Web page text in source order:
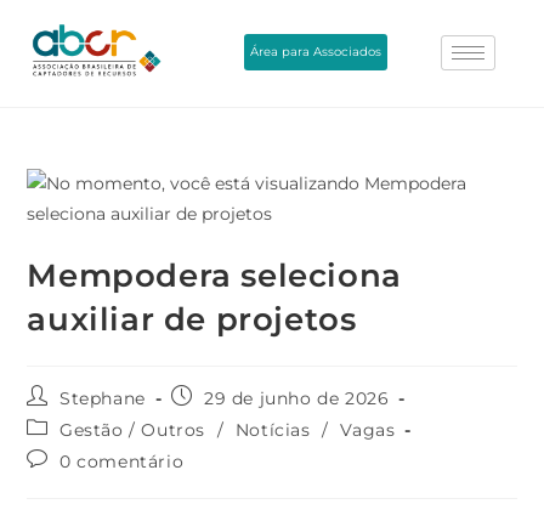
Área para Associados
Mempodera seleciona
auxiliar de projetos
Stephane
29 de junho de 2026
Gestão / Outros
/ Notícias / Vagas
0 comentário